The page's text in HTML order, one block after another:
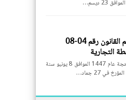
قانون رقم 26-12 يعدل ويتمم القانون رقم 04-08
التجارية
قانون رقم 26-12 مؤرخ في 22 ذي الحجة عام 1447 الموافق 8 يونيو سنة